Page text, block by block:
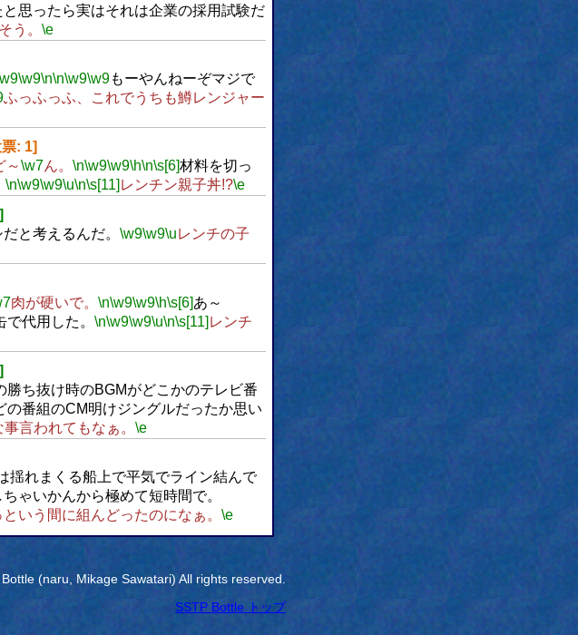
思ったら実はそれは企業の採用試験だ
う。 \e
\w9\n\n\w9\w9もーやんねーぞマジで
ふっふっふ、これでうちも鱒レンジャー
票: 1]
～\w7ん。 \n\w9\w9\h\n\s[6]材料を切っ
\n\w9\w9\u\n\s[11] レンチン親子丼!?\e
と考えるんだ。 \w9\w9\uレンチの子
肉が硬いで。 \n\w9\w9\h\s[6]あ～
代用した。 \n\w9\w9\u\n\s[11] レンチ
勝ち抜け時のBGMがどこかのテレビ番
の番組のCM明けジングルだったか思い
事言われてもなぁ。 \e
揺れまくる船上で平気でライン結んで
ゃいかんから極めて短時間で。
いう間に組んどったのになぁ。 \e
(naru, Mikage Sawatari) All rights reserved.
SSTP Bottle トップ